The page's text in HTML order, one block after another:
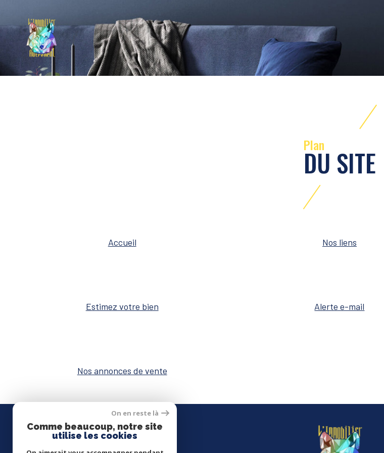
Plan
DU SITE
Accueil Nos liens
Estimez votre bien Alerte e-mail
Nos annonces de vente
SE CONNECTER
On en reste là
Comme beaucoup, notre site
utilise les cookies